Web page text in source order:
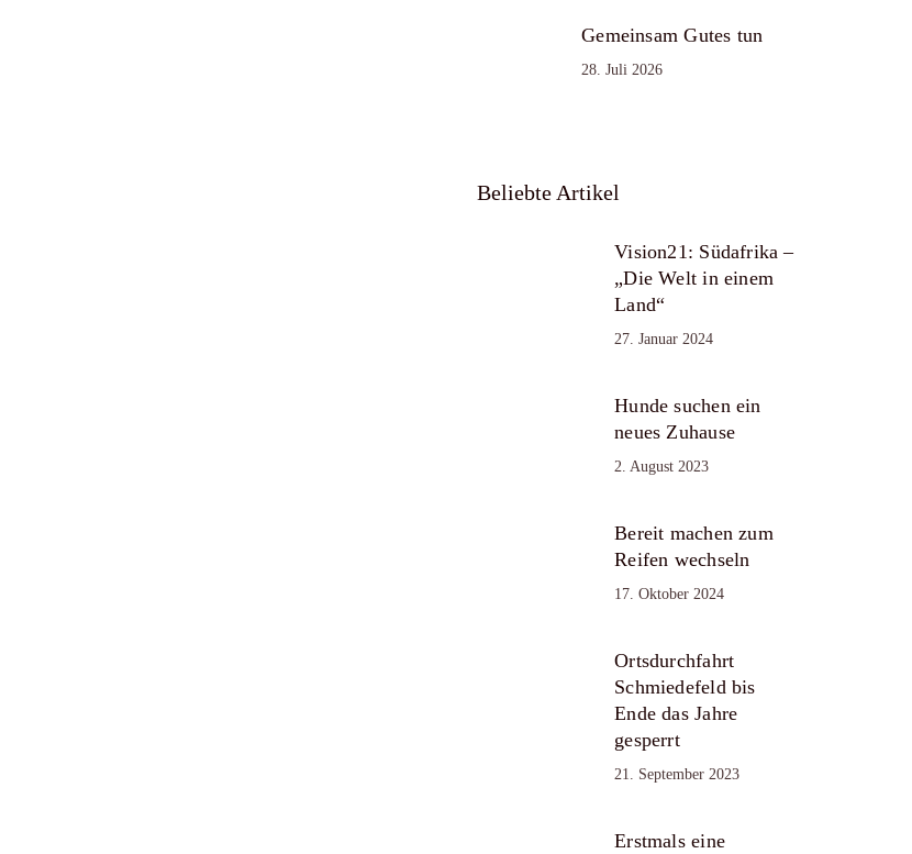
Gemeinsam Gutes tun
28. Juli 2026
Beliebte Artikel
Vision21: Südafrika –
„Die Welt in einem
Land“
27. Januar 2024
Hunde suchen ein
neues Zuhause
2. August 2023
Bereit machen zum
Reifen wechseln
17. Oktober 2024
Ortsdurchfahrt
Schmiedefeld bis
Ende das Jahre
gesperrt
21. September 2023
Erstmals eine